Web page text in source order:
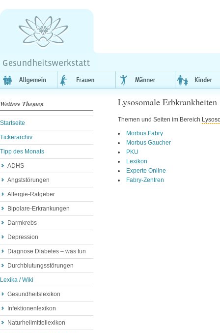
Weitere Themen
Startseite
Tickerarchiv
Tipp des Monats
ADHS
Angststörungen
Allergie-Ratgeber
Bipolare-Erkrankungen
Darmkrebs
Depression
Diagnose Diabetes – was tun
Durchblutungsstörungen
Lexika / Wiki
Gesundheitslexikon
Infektionenlexikon
Naturheilmittellexikon
Lysosomale Erbkrankheiten
Themen und Seiten im Bereich
Morbus Fabry
Morbus Gaucher
PKU
Lexikon
Experte Online
Fabry-Zentren